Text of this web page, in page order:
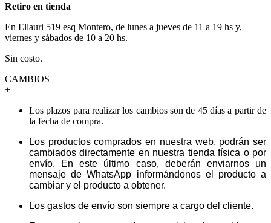
Retiro en tienda
En Ellauri 519 esq Montero, de lunes a jueves de 11 a 19 hs y,
viernes y sábados de 10 a 20 hs.
Sin costo.
CAMBIOS
+
Los plazos para realizar los cambios son de 45 días a partir de
la fecha de compra.
Los productos comprados en nuestra web, podrán ser
cambiados directamente en nuestra tienda física o por
envío. En este último caso, deberán enviarnos un
mensaje de WhatsApp informándonos el producto a
cambiar y el producto a obtener.
Los gastos de envío son siempre a cargo del cliente.